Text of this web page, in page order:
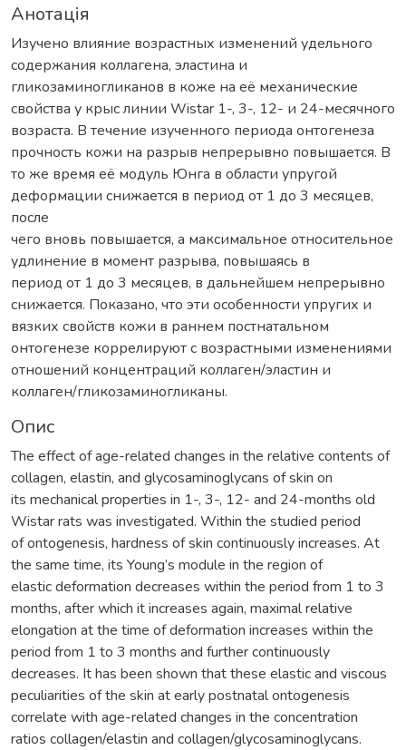
Анотація
Изучено влияние возрастных изменений удельного
содержания коллагена, эластина и
гликозаминогликанов в коже на её механические
свойства у крыс линии Wistar 1-, 3-, 12- и 24-месячного
возраста. В течение изученного периода онтогенеза
прочность кожи на разрыв непрерывно повышается. В
то же время её модуль Юнга в области упругой
деформации снижается в период от 1 до 3 месяцев,
после
чего вновь повышается, а максимальное относительное
удлинение в момент разрыва, повышаясь в
период от 1 до 3 месяцев, в дальнейшем непрерывно
снижается. Показано, что эти особенности упругих и
вязких свойств кожи в раннем постнатальном
онтогенезе коррелируют с возрастными изменениями
отношений концентраций коллаген/эластин и
коллаген/гликозаминогликаны.
Опис
The effect of age-related changes in the relative contents of
collagen, elastin, and glycosaminoglycans of skin on
its mechanical properties in 1-, 3-, 12- and 24-months old
Wistar rats was investigated. Within the studied period
of ontogenesis, hardness of skin continuously increases. At
the same time, its Young’s module in the region of
elastic deformation decreases within the period from 1 to 3
months, after which it increases again, maximal relative
elongation at the time of deformation increases within the
period from 1 to 3 months and further continuously
decreases. It has been shown that these elastic and viscous
peculiarities of the skin at early postnatal ontogenesis
correlate with age-related changes in the concentration
ratios collagen/elastin and collagen/glycosaminoglycans.